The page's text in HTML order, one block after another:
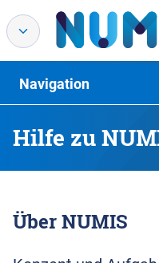
Hilfe zu
Navigation
Über NUMIS